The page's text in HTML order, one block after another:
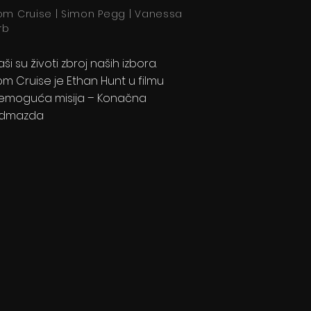
Cruise | Simon Pegg | Vanessa
su životi zbroj naših izbora.
Cruise je Ethan Hunt u filmu
misija – Konačna